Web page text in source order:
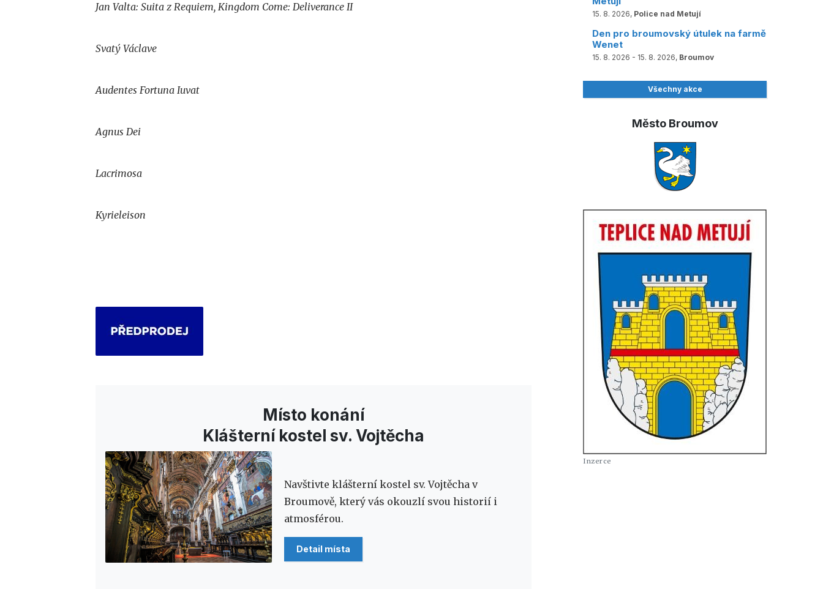
Jan Valta: Suita z Requiem, Kingdom Come: Deliverance II
Svatý Václave
Audentes Fortuna Iuvat
Agnus Dei
Lacrimosa
Kyrieleison
Místo konání
Klášterní kostel sv. Vojtěcha
Navštivte klášterní kostel sv. Vojtěcha v
Broumově, který vás okouzlí svou historií i
atmosférou.
Detail místa
15. 8. 2026, Police nad Metují
Den pro broumovský útulek na farmě
Wenet
15. 8. 2026 - 15. 8. 2026, Broumov
Všechny akce
Město Broumov